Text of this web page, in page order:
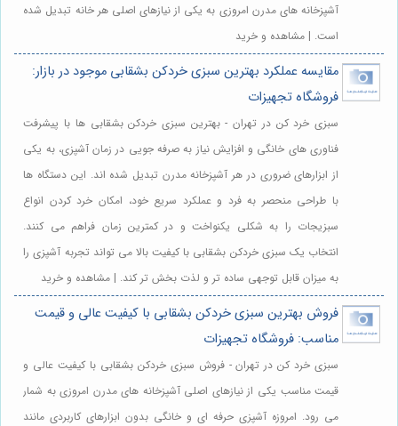
آشپزخانه های مدرن امروزی به یکی از نیازهای اصلی هر خانه تبدیل شده
است. | مشاهده و خرید
مقایسه عملکرد بهترین سبزی خردکن بشقابی موجود در بازار:
فروشگاه تجهیزات
سبزی خرد کن در تهران - بهترین سبزی خردکن بشقابی ها با پیشرفت
فناوری های خانگی و افزایش نیاز به صرفه جویی در زمان آشپزی، به یکی
از ابزارهای ضروری در هر آشپزخانه مدرن تبدیل شده اند. این دستگاه ها
با طراحی منحصر به فرد و عملکرد سریع خود، امکان خرد کردن انواع
سبزیجات را به شکلی یکنواخت و در کمترین زمان فراهم می کنند.
انتخاب یک سبزی خردکن بشقابی با کیفیت بالا می تواند تجربه آشپزی را
به میزان قابل توجهی ساده تر و لذت بخش تر کند. | مشاهده و خرید
فروش بهترین سبزی خردکن بشقابی با کیفیت عالی و قیمت
مناسب: فروشگاه تجهیزات
سبزی خرد کن در تهران - فروش سبزی خردکن بشقابی با کیفیت عالی و
قیمت مناسب یکی از نیازهای اصلی آشپزخانه های مدرن امروزی به شمار
می رود. امروزه آشپزی حرفه ای و خانگی بدون ابزارهای کاربردی مانند